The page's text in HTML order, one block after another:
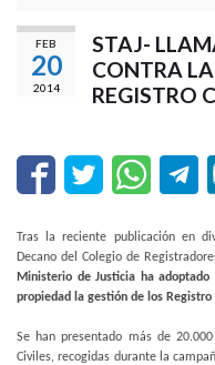
FEB
20
2014
STAJ-
CONTRA
REGISTRO
Tras la reciente publicación en
Decano del Colegio de
Ministerio de Justicia ha
propiedad la gestión de los Registro
Se han presentado más de
Civiles, recogidas durante la